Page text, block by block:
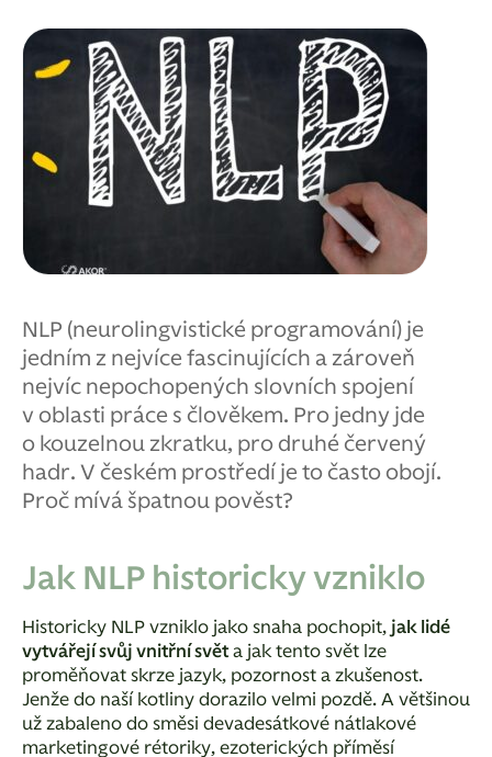
NLP (neurolingvistické programování) je
jedním z nejvíce fascinujících a zároveň
nejvíc nepochopených slovních spojení
v oblasti práce s člověkem. Pro jedny jde
o kouzelnou zkratku, pro druhé červený
hadr. V českém prostředí je to často obojí.
Proč mívá špatnou pověst?
Jak NLP historicky vzniklo
Historicky NLP vzniklo jako snaha pochopit, jak lidé
vytvářejí svůj vnitřní světa jak tento svět lze
proměňovat skrze jazyk, pozornost a zkušenost.
Jenže do naší kotliny dorazilo velmi pozdě. A většinou
už zabaleno do směsi devadesátkové nátlakové
marketingové rétoriky, ezoterických příměsí